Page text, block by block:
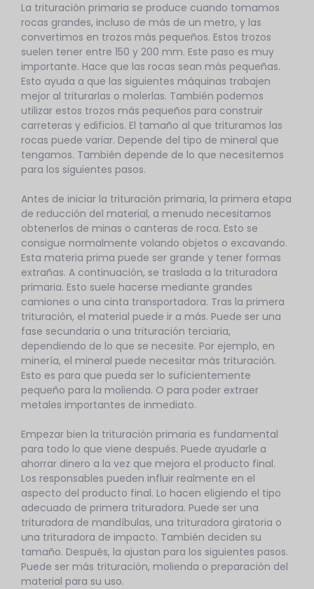
La trituración primaria se produce cuando tomamos
rocas grandes, incluso de más de un metro, y las
convertimos en trozos más pequeños. Estos trozos
suelen tener entre 150 y 200 mm. Este paso es muy
importante. Hace que las rocas sean más pequeñas.
Esto ayuda a que las siguientes máquinas trabajen
mejor al triturarlas o molerlas. También podemos
utilizar estos trozos más pequeños para construir
carreteras y edificios. El tamaño al que trituramos las
rocas puede variar. Depende del tipo de mineral que
tengamos. También depende de lo que necesitemos
para los siguientes pasos.
Antes de iniciar la trituración primaria, la primera etapa
de reducción del material, a menudo necesitamos
obtenerlos de minas o canteras de roca. Esto se
consigue normalmente volando objetos o excavando.
Esta materia prima puede ser grande y tener formas
extrañas. A continuación, se traslada a la trituradora
primaria. Esto suele hacerse mediante grandes
camiones o una cinta transportadora. Tras la primera
trituración, el material puede ir a más. Puede ser una
fase secundaria o una trituración terciaria,
dependiendo de lo que se necesite. Por ejemplo, en
minería, el mineral puede necesitar más trituración.
Esto es para que pueda ser lo suficientemente
pequeño para la molienda. O para poder extraer
metales importantes de inmediato.
Empezar bien la trituración primaria es fundamental
para todo lo que viene después. Puede ayudarle a
ahorrar dinero a la vez que mejora el producto final.
Los responsables pueden influir realmente en el
aspecto del producto final. Lo hacen eligiendo el tipo
adecuado de primera trituradora. Puede ser una
trituradora de mandíbulas, una trituradora giratoria o
una trituradora de impacto. También deciden su
tamaño. Después, la ajustan para los siguientes pasos.
Puede ser más trituración, molienda o preparación del
material para su uso.